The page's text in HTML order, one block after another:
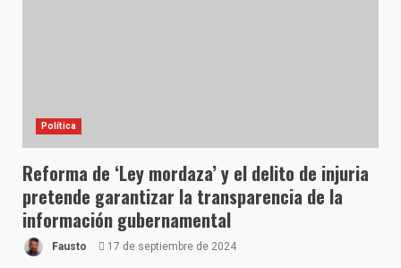
Política
Reforma de ‘Ley mordaza’ y el delito de injuria
pretende garantizar la transparencia de la
información gubernamental
Fausto 17 de septiembre de 2024